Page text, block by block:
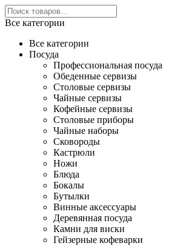
Все категории
Все категории
Посуда
Профессиональная посуда
Обеденные сервизы
Столовые сервизы
Чайные сервизы
Кофейные сервизы
Столовые приборы
Чайные наборы
Сковороды
Кастрюли
Ножи
Блюда
Бокалы
Бутылки
Винные аксессуары
Деревянная посуда
Камни для виски
Гейзерные кофеварки